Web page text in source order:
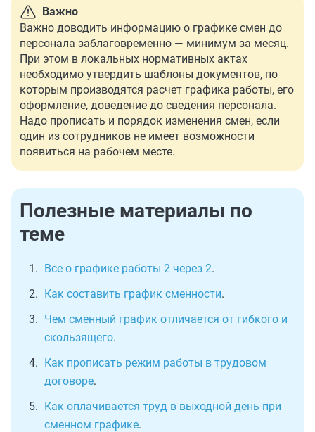
Важно
Важно доводить информацию о графике смен до
персонала заблаговременно — минимум за месяц.
При этом в локальных нормативных актах
необходимо утвердить шаблоны документов, по
которым производятся расчет графика работы, его
оформление, доведение до сведения персонала.
Надо прописать и порядок изменения смен, если
один из сотрудников не имеет возможности
появиться на рабочем месте.
Полезные материалы по
теме
Все о графике работы 2 через 2.
Как составить график сменности.
Чем сменный график отличается от гибкого и
скользящего.
Как прописать режим работы в трудовом
договоре.
Как оплачивается труд в выходной день при
сменном графике.